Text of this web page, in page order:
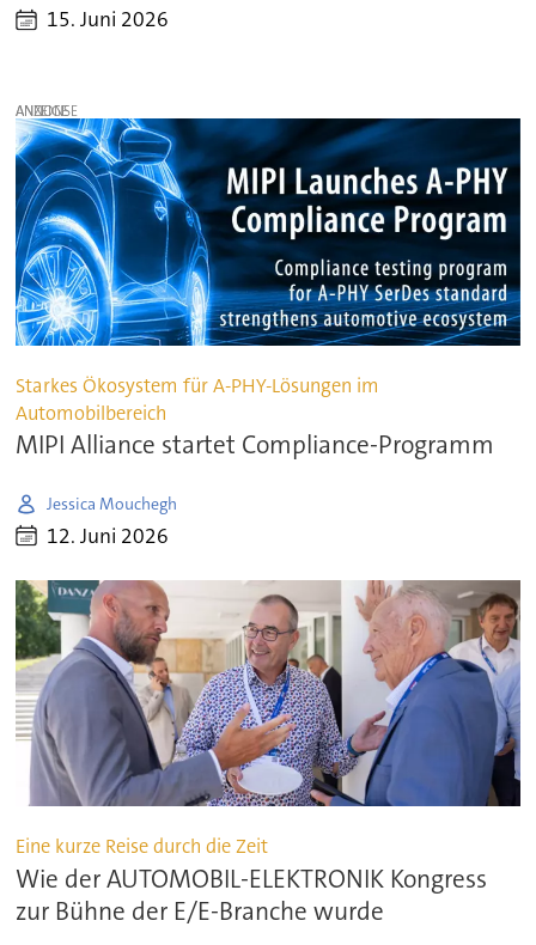
15. Juni 2026
ANZEIGE
Starkes Ökosystem für A-PHY-Lösungen im
Automobilbereich
MIPI Alliance startet Compliance-Programm
Jessica Mouchegh
12. Juni 2026
Eine kurze Reise durch die Zeit
Wie der AUTOMOBIL-ELEKTRONIK Kongress
zur Bühne der E/E-Branche wurde